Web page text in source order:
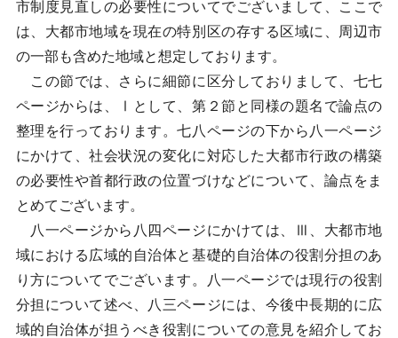
市制度見直しの必要性についてでございまして、ここで
は、大都市地域を現在の特別区の存する区域に、周辺市
の一部も含めた地域と想定しております。
この節では、さらに細節に区分しておりまして、七七
ページからは、Ⅰとして、第２節と同様の題名で論点の
整理を行っております。七八ページの下から八一ページ
にかけて、社会状況の変化に対応した大都市行政の構築
の必要性や首都行政の位置づけなどについて、論点をま
とめてございます。
八一ページから八四ページにかけては、Ⅲ、大都市地
域における広域的自治体と基礎的自治体の役割分担のあ
り方についてでございます。八一ページでは現行の役割
分担について述べ、八三ページには、今後中長期的に広
域的自治体が担うべき役割についての意見を紹介してお